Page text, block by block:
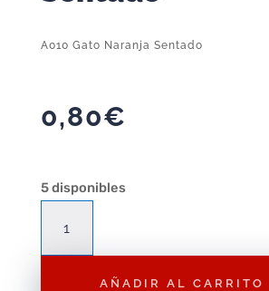
A010 Gato Naranja Sentado
0,80€
5 disponibles
Naranja
AÑADIR AL CARRITO